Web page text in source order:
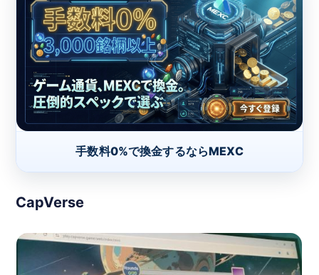
手数料0%で換金するならMEXC
CapVerse